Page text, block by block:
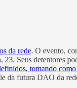
da rede. O evento,
Seus detentores
tomando
da futura DAO da